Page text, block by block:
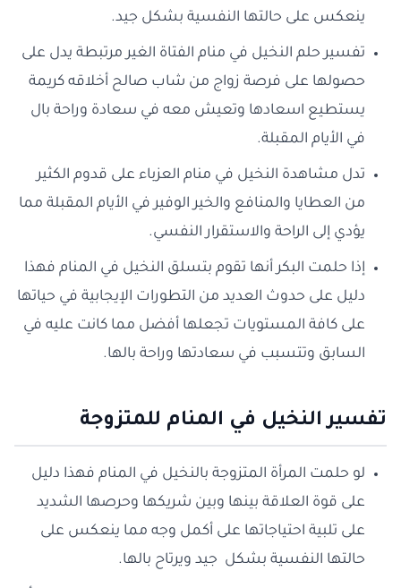
ينعكس على حالتها النفسية بشكل جيد.
تفسير حلم النخيل في منام الفتاة الغير مرتبطة يدل على
حصولها على فرصة زواج من شاب صالح أخلاقه كريمة
يستطيع اسعادها وتعيش معه في سعادة وراحة بال
في الأيام المقبلة.
تدل مشاهدة النخيل في منام العزباء على قدوم الكثير
من العطايا والمنافع والخير الوفير في الأيام المقبلة مما
يؤدي إلى الراحة والاستقرار النفسي.
إذا حلمت البكر أنها تقوم بتسلق النخيل في المنام فهذا
دليل على حدوث العديد من التطورات الإيجابية في حياتها
على كافة المستويات تجعلها أفضل مما كانت عليه في
السابق وتتسبب في سعادتها وراحة بالها.
تفسير النخيل في المنام للمتزوجة
لو حلمت المرأة المتزوجة بالنخيل في المنام فهذا دليل
على قوة العلاقة بينها وبين شريكها وحرصها الشديد
على تلبية احتياجاتها على أكمل وجه مما ينعكس على
حالتها النفسية بشكل جيد ويرتاح بالها.